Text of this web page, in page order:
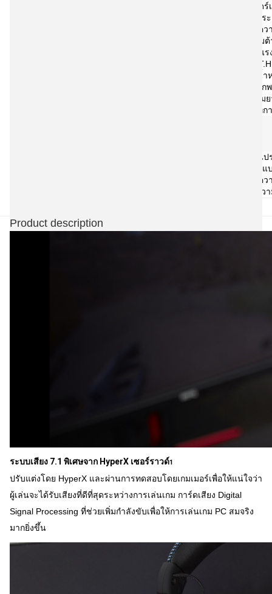
ได
ปร
ค
ความ
ระดับแ
น้
น้ำหนัก
ความ
ประเภท
ส่วน
รูป
ค
คว
Product description
ระบบเสียง 7.1 พิเศษจาก HyperX เซอร์ราวด์1
ปรับแต่งโดย HyperX และผ่านการทดสอบโดยเกมเมอร์เพื่อให้แน่ใจว่า
ผู้เล่นจะได้รับเสียงที่ดีที่สุดระหว่างการเล่นเกม การ์ดเสียง Digital
Signal Processing ที่ช่วยเพิ่มกำลังขับเพื่อให้การเล่นเกม PC สมจริง
มากยิ่งขึ้น